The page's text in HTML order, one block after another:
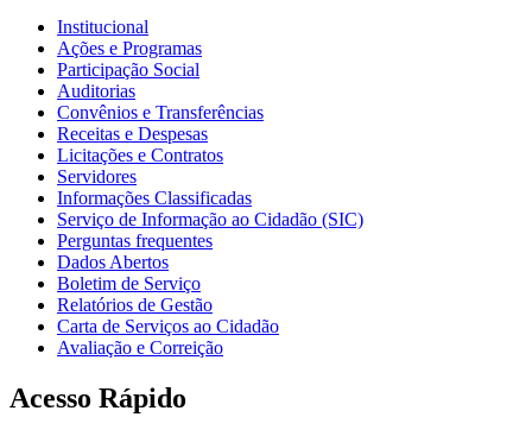
Institucional
Ações e Programas
Participação Social
Auditorias
Convênios e Transferências
Receitas e Despesas
Licitações e Contratos
Servidores
Informações Classificadas
Serviço de Informação ao Cidadão (SIC)
Perguntas frequentes
Dados Abertos
Boletim de Serviço
Relatórios de Gestão
Carta de Serviços ao Cidadão
Avaliação e Correição
Acesso Rápido